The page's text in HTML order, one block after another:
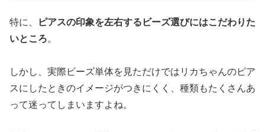
特に、
ピアスの印象を左右するビーズ選びにはこだわりた
いところ。
しかし、実際ビーズ単体を見ただけではリカちゃんのピア
スにしたときのイメージがつきにくく、種類もたくさんあ
って迷ってしまいますよね。